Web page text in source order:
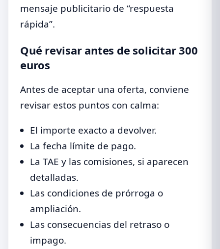
mensaje publicitario de “respuesta
rápida”.
Qué revisar antes de solicitar 300
euros
Antes de aceptar una oferta, conviene
revisar estos puntos con calma:
El importe exacto a devolver.
La fecha límite de pago.
La TAE y las comisiones, si aparecen
detalladas.
Las condiciones de prórroga o
ampliación.
Las consecuencias del retraso o
impago.